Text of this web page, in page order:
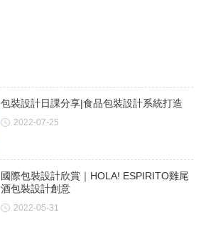
包裝設計日課分享|食品包裝設計系統打造
2022-07-25
國際包裝設計欣賞｜HOLA! ESPIRITO雞尾
酒包裝設計創意
2022-05-31